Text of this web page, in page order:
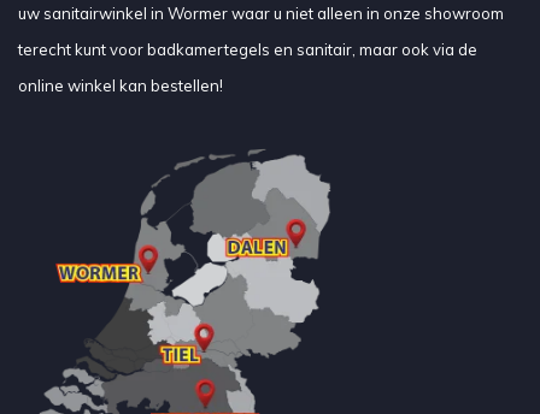
uw sanitairwinkel in Wormer waar u niet alleen in onze showroom
terecht kunt voor badkamertegels en sanitair, maar ook via de
online winkel kan bestellen!